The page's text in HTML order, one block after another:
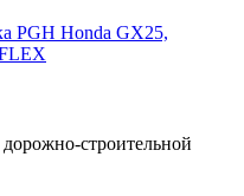
PGH Honda GX25,
строительной